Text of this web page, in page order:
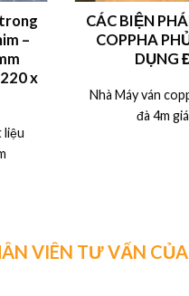
–
x
liệu
CÁC BIỆN
COPPHA
DỤNG
Nhà Máy ván
đà 4m
VIÊN TƯ VẤN